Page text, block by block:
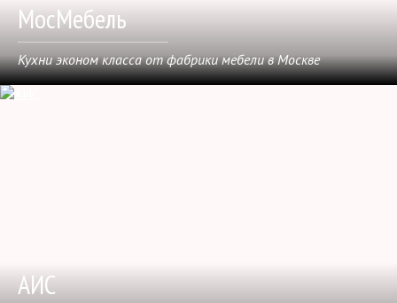
МосМебель
Кухни эконом класса от фабрики мебели в Москве
АИС